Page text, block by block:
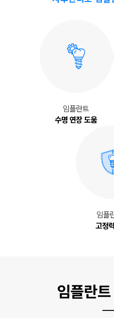
임플란트
수명 연장 도움
임플
고정
임플란